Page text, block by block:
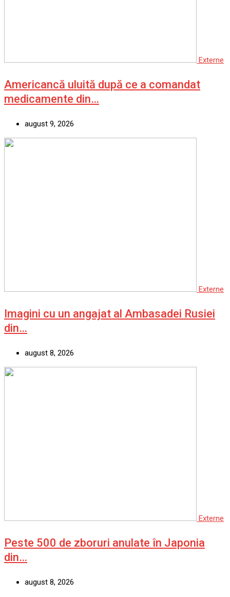
Externe
Americancă uluită după ce a comandat
medicamente din…
august 9, 2026
Externe
Imagini cu un angajat al Ambasadei Rusiei
din…
august 8, 2026
Externe
Peste 500 de zboruri anulate în Japonia
din…
august 8, 2026